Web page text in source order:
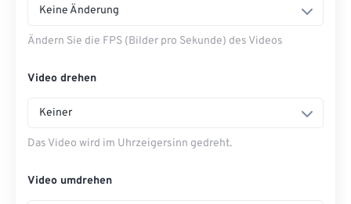
Keine Änderung
Ändern Sie die FPS (Bilder pro Sekunde) des Videos
Video drehen
Keiner
Das Video wird im Uhrzeigersinn gedreht.
Video umdrehen